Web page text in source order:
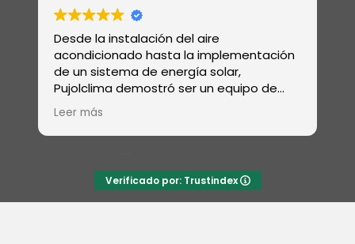
Desde la instalación del aire
acondicionado hasta la implementación
de un sistema de energía solar,
Pujolclima demostró ser un equipo de
profesionales con una amplia gama de
habilidades
Leer más
Verificado por: Trustindex